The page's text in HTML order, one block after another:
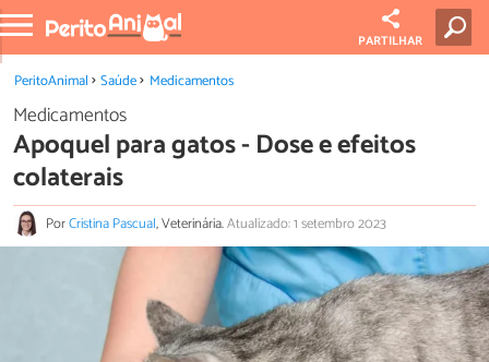
PARTILHAR
PeritoAnimal Saúde Medicamentos
Medicamentos
Apoquel para gatos - Dose e efeitos
colaterais
PorCristina Pascual, Veterinária.Atualizado: 1 setembro 2023